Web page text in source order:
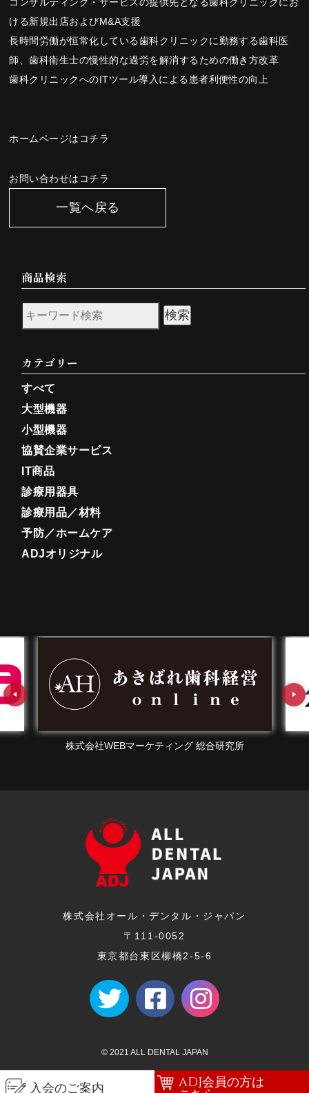
ける新規出店およびM&A支援
長時間労働が恒常化している歯科クリニックに勤務する歯科医
師、歯科衛生士の慢性的な過労を解消するための働き方改革
歯科クリニックへのITツール導入による患者利便性の向上
ホームページはコチラ
お問い合わせはコチラ
一覧へ戻る
商品検索
検索
カテゴリー
すべて
大型機器
小型機器
協賛企業サービス
IT商品
診療用器具
診療用品／材料
予防／ホームケア
ADJオリジナル
株式会社WEBマーケティング 総合研究所
株式会社オール・デンタル・ジャパン
〒111-0052
東京都台東区柳橋2-5-6
© 2021 ALL DENTAL JAPAN
入会のご案内 ADJ会員の方は